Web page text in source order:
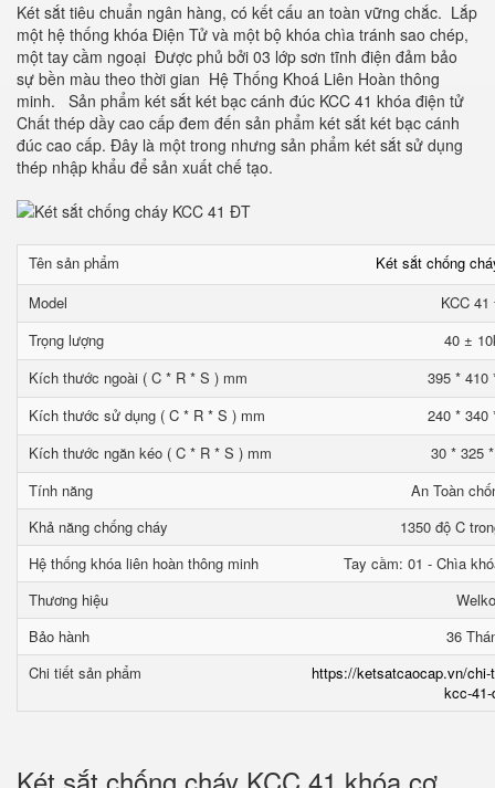
Két sắt tiêu chuẩn ngân hàng, có kết cấu an toàn vững chắc. Lắp
một hệ thống khóa Điện Tử và một bộ khóa chìa tránh sao chép,
một tay cầm ngoại Được phủ bởi 03 lớp sơn tĩnh điện đảm bảo
sự bền màu theo thời gian Hệ Thống Khoá Liên Hoàn thông
minh. Sản phẩm két sắt két bạc cánh đúc KCC 41 khóa điện tử
Chất thép dầy cao cấp đem đến sản phẩm két sắt két bạc cánh
đúc cao cấp. Đây là một trong nhưng sản phẩm két sắt sử dụng
thép nhập khẩu để sản xuất chế tạo.
Tên sản phẩm
Két sắt chống
Model
KCC
Trọng lượng
40 ±
Kích thước ngoài ( C * R * S ) mm
395 * 410
Kích thước sử dụng ( C * R * S ) mm
240 * 340
Kích thước ngăn kéo ( C * R * S ) mm
30 * 325
Tính năng
An Toàn
Khả năng chống cháy
1350 độ C
Hệ thống khóa liên hoàn thông minh
Tay cầm: 01 - Chìa
Thương hiệu
Welko
Bảo hành
36
Chi tiết sản phẩm
https://ketsatcaocap.vn/
kcc-